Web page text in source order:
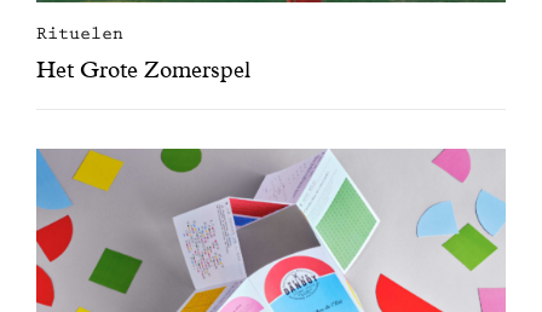
Rituelen
Het Grote Zomerspel